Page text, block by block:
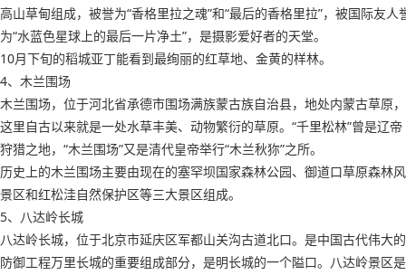
高山草甸组成，被誉为“香格里拉之魂”和“最后的香格里拉”，被国际友人
为“水蓝色星球上的最后一片净土”，是摄影爱好者的天堂。
10月下旬的稻城亚丁能看到最绚丽的红草地、金黄的样林。
4、木兰围场
木兰围场，位于河北省承德市围场满族蒙古族自治县，地处内蒙古草原，
这里自古以来就是一处水草丰美、动物繁衍的草原。“千里松林”曾是辽帝
狩猎之地，“木兰围场”又是清代皇帝举行“木兰秋狝”之所。
历史上的木兰围场主要由现在的塞罕坝国家森林公园、御道口草原森林风
景区和红松洼自然保护区等三大景区组成。
5、八达岭长城
八达岭长城，位于北京市延庆区军都山关沟古道北口。是中国古代伟大的
防御工程万里长城的重要组成部分，是明长城的一个隘口。八达岭景区是